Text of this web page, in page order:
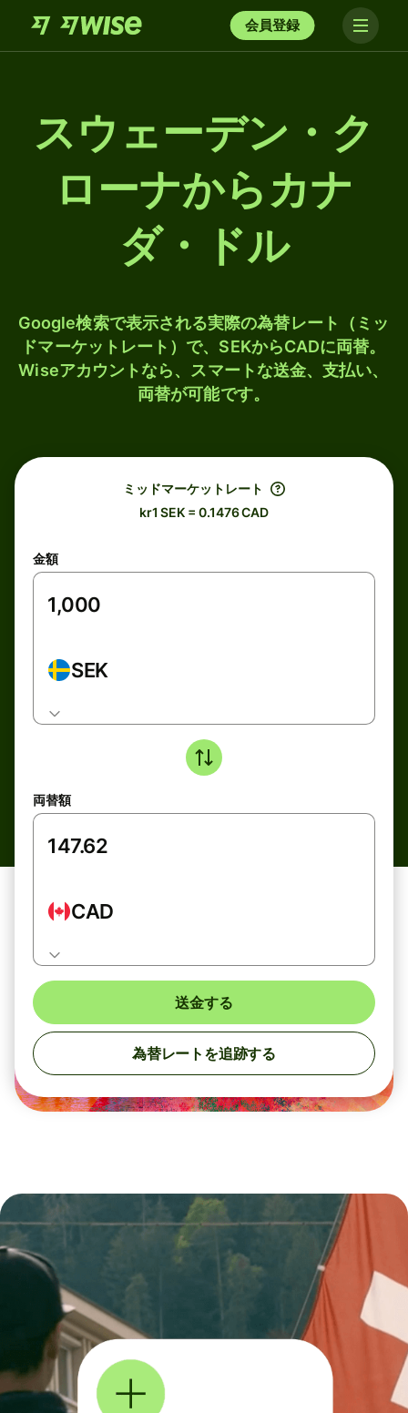
会員登録
スウェーデン・ク
ローナからカナ
ダ・ドル
Google検索で表示される実際の為替レート（ミッ
ドマーケットレート）で、SEKからCADに両替。
Wiseアカウントなら、スマートな送金、支払い、
両替が可能です。
ミッドマーケットレート
kr1 SEK = 0.1476 CAD
金額
SEK
両替額
CAD
送金する
為替レートを追跡する